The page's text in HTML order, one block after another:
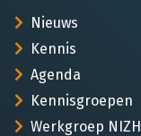
Nieuws
Kennis
Agenda
Kennisgroepen
Werkgroep NIZH